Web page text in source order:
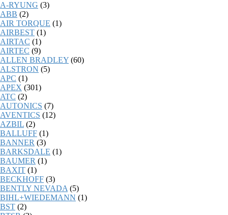
A-RYUNG (3)
ABB (2)
AIR TORQUE (1)
AIRBEST (1)
AIRTAC (1)
AIRTEC (9)
ALLEN BRADLEY (60)
ALSTRON (5)
APC (1)
APEX (301)
ATC (2)
AUTONICS (7)
AVENTICS (12)
AZBIL (2)
BALLUFF (1)
BANNER (3)
BARKSDALE (1)
BAUMER (1)
BAXIT (1)
BECKHOFF (3)
BENTLY NEVADA (5)
BIHL+WIEDEMANN (1)
BST (2)